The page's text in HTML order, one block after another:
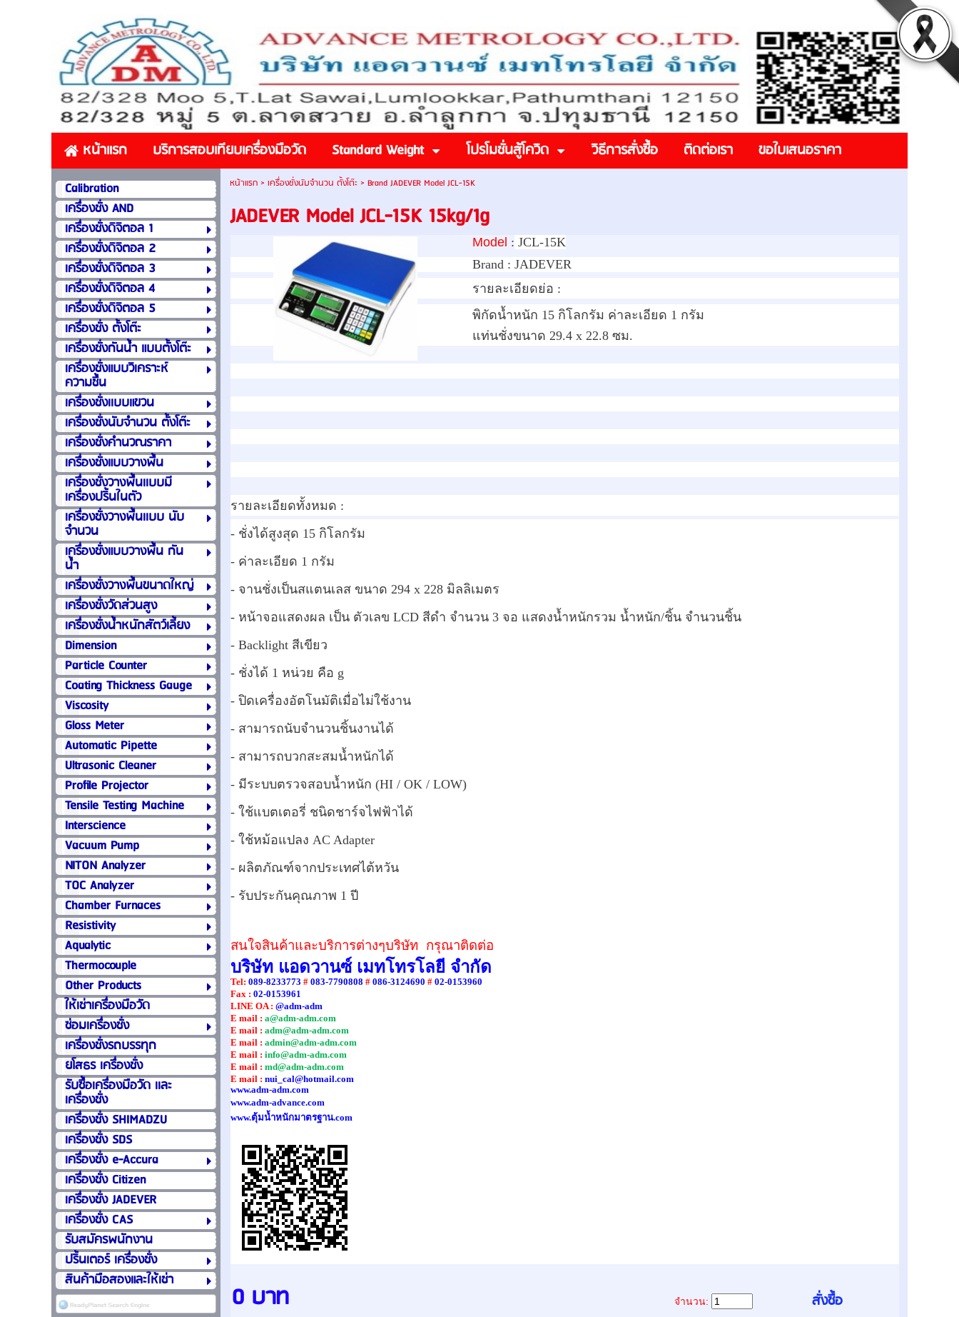
หน้าแรก บริการสอบเทียบเครื่องมือวัด Standard Weight โปรโมชั่นสู้โควิด วิธีการสั่งซื้อ ติดต่อเรา ขอใบเสนอราคา
Calibration
เครื่องชั่ง AND
เครื่องชั่งดิจิตอล 1
เครื่องชั่งดิจิตอล 2
เครื่องชั่งดิจิตอล 3
เครื่องชั่งดิจิตอล 4
เครื่องชั่งดิจิตอล 5
เครื่องชั่ง ตั้งโต๊ะ
เครื่องชั่งกันน้ำ แบบตั้งโต๊ะ
เครื่องชั่งแบบวิเคราะห์
ความชื้น
เครื่องชั่งเเบบแขวน
เครื่องชั่งนับจำนวน ตั้งโต๊ะ
เครื่องชั่งคำนวณราคา
เครื่องชั่งแบบวางพื้น
เครื่องชั่งวางพื้นเเบบมี
เครื่องปริ้นในตัว
เครื่องชั่งวางพื้นเเบบ นับ
จำนวน
เครื่องชั่งแบบวางพื้น กัน
น้ำ
เครื่องชั่งวางพื้นขนาดใหญ่
เครื่องชั่งวัดส่วนสูง
เครื่องชั่งน้ำหนักสัตว์เลี้ยง
Dimension
Particle Counter
Coating Thickness Gauge
Viscosity
Gloss Meter
Automatic Pipette
Ultrasonic Cleaner
Profile Projector
Tensile Testing Machine
Interscience
Vacuum Pump
NITON Analyzer
TOC Analyzer
Chamber Furnaces
Resistivity
Aqualytic
Thermocouple
Other Products
ให้เช่าเครื่องมือวัด
ซ่อมเครื่องชั่ง
เครื่องชั่งรถบรรทุก
ยโสธร เครื่องชั่ง
รับซื้อเครื่องมือวัด เเละ
เครื่องชั่ง
เครื่องชั่ง SHIMADZU
เครื่องชั่ง SDS
เครื่องชั่ง e-Accura
เครื่องชั่ง Citizen
เครื่องชั่ง JADEVER
เครื่องชั่ง CAS
รับสมัครพนักงาน
ปริ้นเตอร์ เครื่องชั่ง
สินค้ามือสองและให้เช่า
หน้าแรก> เครื่องชั่งนับจำนวน ตั้งโต๊ะ> Brand JADEVER Model JCL-15K
JADEVER Model JCL-15K 15kg/1g
Model : JCL-15K
Brand : JADEVER
รายละเอียดย่อ :
พิกัดน้ำหนัก 15 กิโลกรัม ค่าละเอียด 1 กรัม
แท่นชั่งขนาด 29.4 x 22.8 ซม.
รายละเอียดทั้งหมด :
- ชั่งได้สูงสุด 15 กิโลกรัม
- ค่าละเอียด 1 กรัม
- จานชั่งเป็นสแตนเลส ขนาด 294 x 228 มิลลิเมตร
- หน้าจอแสดงผล เป็น ตัวเลข LCD สีดำ จำนวน 3 จอ แสดงน้ำหนักรวม น้ำหนัก/ชิ้น จำนวนชิ้น
- Backlight สีเขียว
- ชั่งได้ 1 หน่วย คือ g
- ปิดเครื่องอัตโนมัติเมื่อไม่ใช้งาน
- สามารถนับจำนวนชิ้นงานได้
- สามารถบวกสะสมน้ำหนักได้
- มีระบบตรวจสอบน้ำหนัก (HI / OK / LOW)
- ใช้แบตเตอรี่ ชนิดชาร์จไฟฟ้าได้
- ใช้หม้อแปลง AC Adapter
- ผลิตภัณฑ์จากประเทศไต้หวัน
- รับประกันคุณภาพ 1 ปี
สนใจสินค้าและบริการต่างๆบริษัท กรุณาติดต่อ
บริษัท แอดวานซ์ เมทโทรโลยี จำกัด
Tel: 089-8233773 # 083-7790808 # 086-3124690 # 02-0153960
Fax : 02-0153961
LINE OA : @adm-adm
E mail : a@adm-adm.com
E mail : adm@adm-adm.com
E mail : admin@adm-adm.com
E mail : info@adm-adm.com
E mail : md@adm-adm.com
E mail : nui_cal@hotmail.com
www.adm-adm.com
www.adm-advance.com
www.ตุ้มน้ำหนักมาตรฐาน.com
0 บาท จำนวน: